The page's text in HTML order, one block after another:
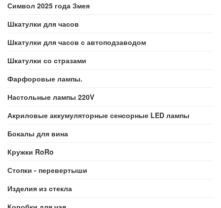
Символ 2025 года Змея
Шкатулки для часов
Шкатулки для часов с автоподзаводом
Шкатулки со стразами
Фарфоровые лампы.
Настольные лампы 220V
Акриловые аккумуляторные сенсорные LED лампы
Бокалы для вина
Кружки RoRo
Стопки - перевертыши
Изделия из стекла